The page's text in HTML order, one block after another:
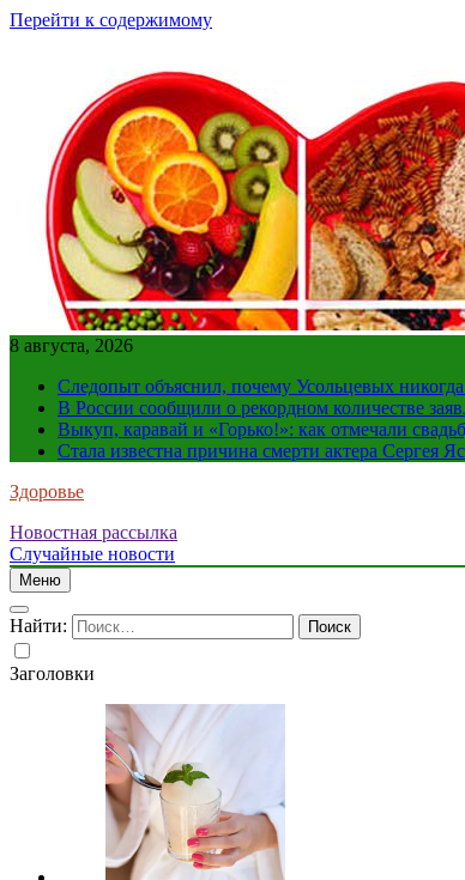
Перейти к содержимому
8 августа, 2026
Следопыт объяснил, почему Усольцевых
В России сообщили о рекордном количестве
Выкуп, каравай и «Горько!»: как отмечали
Стала известна причина смерти актера Сергея
Здоровье
Новостная рассылка
Случайные новости
Меню
Найти:
Заголовки